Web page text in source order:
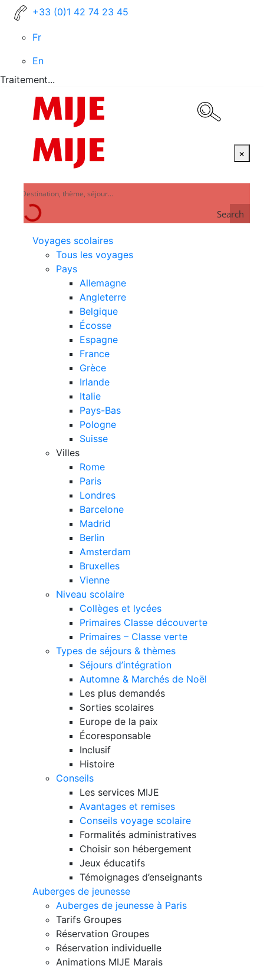
+33 (0)1 42 74 23 45
Fr
En
Traitement...
×
Search
Voyages scolaires
Tous les voyages
Pays
Allemagne
Angleterre
Belgique
Écosse
Espagne
France
Grèce
Irlande
Italie
Pays-Bas
Pologne
Suisse
Villes
Rome
Paris
Londres
Barcelone
Madrid
Berlin
Amsterdam
Bruxelles
Vienne
Niveau scolaire
Collèges et lycées
Primaires Classe découverte
Primaires – Classe verte
Types de séjours & thèmes
Séjours d’intégration
Automne & Marchés de Noël
Les plus demandés
Sorties scolaires
Europe de la paix
Écoresponsable
Inclusif
Histoire
Conseils
Les services MIJE
Avantages et remises
Conseils voyage scolaire
Formalités administratives
Choisir son hébergement
Jeux éducatifs
Témoignages d’enseignants
Auberges de jeunesse
Auberges de jeunesse à Paris
Tarifs Groupes
Réservation Groupes
Réservation individuelle
Animations MIJE Marais